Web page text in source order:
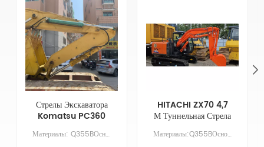
Стрелы Экскаватора
Komatsu PC360
Для Проходки
Тоннелей Материалы: Q355BОсновные параметрыМодельПК360Длина стрелы5,7 МДлина руки2,9 млнОбъем ковша/ м³1,5ПротивовесНЕЗАЧЕМ
HITACHI ZX70 4,7
М Туннельная Стрела
Для Земляных Работ
В Подвале Материалы:Q355BОсновные параметрыМодельZX70Длина стрелы2,9 МДлина руки1,75 МОбъем ковша/м³1,5ПротивовесНЕЗАЧЕМ